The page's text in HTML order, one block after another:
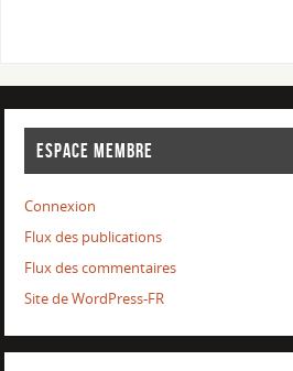
ESPACE MEMBRE
Connexion
Flux des publications
Flux des commentaires
Site de WordPress-FR